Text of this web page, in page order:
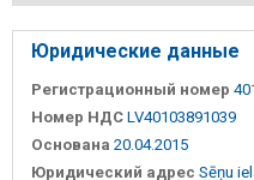
Юридические данные
Регистрационный номер
Номер НДС LV40103891039
Основана 20.04.2015
Юридический адрес Sēņu